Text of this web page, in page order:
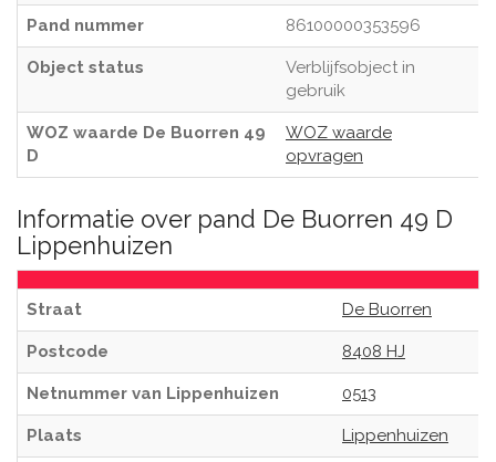
Pand nummer 86100000353596
Object status
Verblijfsobject in
gebruik
WOZ waarde De Buorren 49
D
WOZ waarde
opvragen
Informatie over pand De Buorren 49 D
Lippenhuizen
Straat De Buorren
Postcode 8408 HJ
Netnummer van Lippenhuizen 0513
Plaats Lippenhuizen